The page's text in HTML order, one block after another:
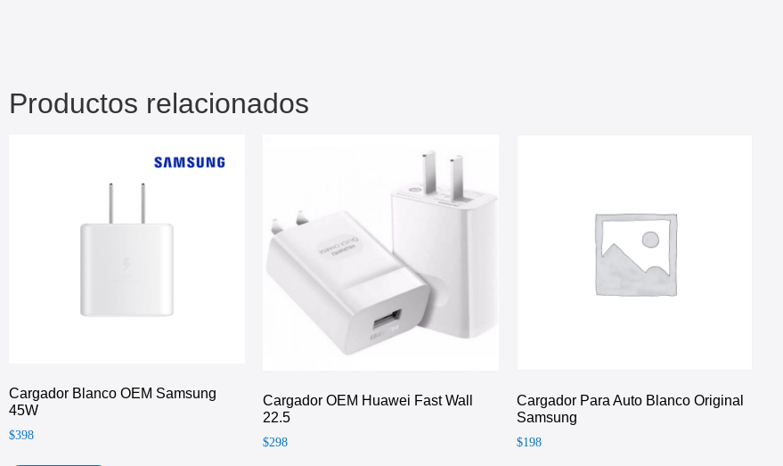
Productos relacionados
Cargador Blanco OEM Samsung
45W
$398
Cargador OEM Huawei Fast Wall
22.5
$298
Cargador Para Auto Blanco Original
Samsung
$198